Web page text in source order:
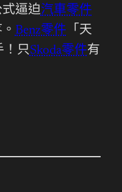
式逼迫汽車零件
Benz零件 「天
！只Skoda零件有